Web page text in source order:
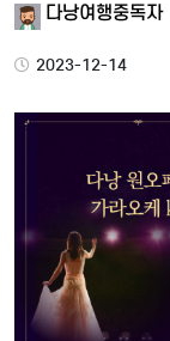
다낭여행중독자
2023-12-14